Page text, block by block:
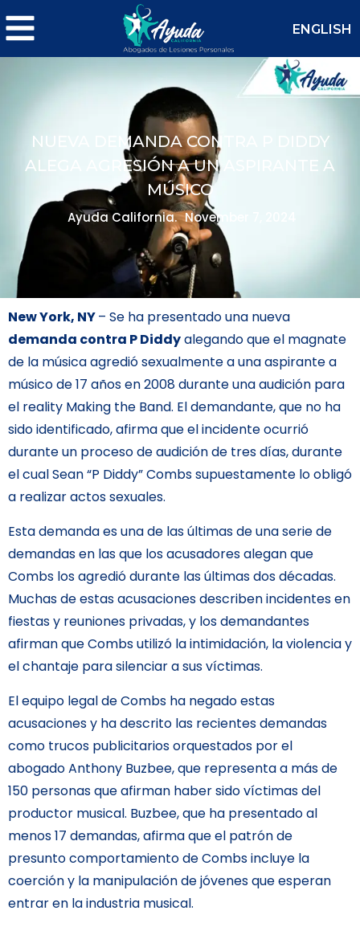
ENGLISH
NUEVA DEMANDA CONTRA P DIDDY
ALEGA AGRESIÓN A UN ASPIRANTE A
MÚSICO
Ayuda California. November 7, 2024
New York, NY– Se ha presentado una nueva
demanda contra P Diddyalegando que el magnate
de la música agredió sexualmente a una aspirante a
músico de 17 años en 2008 durante una audición para
el reality Making the Band. El demandante, que no ha
sido identificado, afirma que el incidente ocurrió
durante un proceso de audición de tres días, durante
el cual Sean “P Diddy” Combs supuestamente lo obligó
a realizar actos sexuales.
Esta demanda es una de las últimas de una serie de
demandas en las que los acusadores alegan que
Combs los agredió durante las últimas dos décadas.
Muchas de estas acusaciones describen incidentes en
fiestas y reuniones privadas, y los demandantes
afirman que Combs utilizó la intimidación, la violencia y
el chantaje para silenciar a sus víctimas.
El equipo legal de Combs ha negado estas
acusaciones y ha descrito las recientes demandas
como trucos publicitarios orquestados por el
abogado Anthony Buzbee, que representa a más de
150 personas que afirman haber sido víctimas del
productor musical. Buzbee, que ha presentado al
menos 17 demandas, afirma que el patrón de
presunto comportamiento de Combs incluye la
coerción y la manipulación de jóvenes que esperan
entrar en la industria musical.